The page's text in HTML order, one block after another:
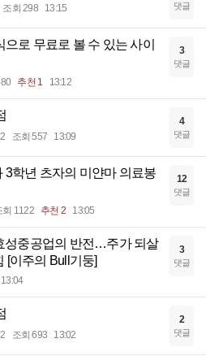
조회 298 13:15 댓글
으로 무료로 볼 수 있는 사이
추천 1 13:12
3
댓글
조회 557 13:09
4
댓글
3학년 츠자의 미얀마 의료봉
회 1122 추천 2 13:05
12
댓글
성중공업의 반전…주가 되살
[이주의 Bull기둥]
13:04
3
댓글
조회 693 13:02
2
댓글